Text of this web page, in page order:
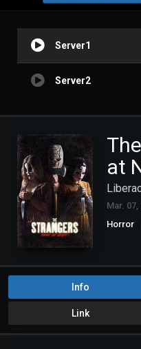
Server1
Server2
at
Mar. 07,
Horror
Info
Link